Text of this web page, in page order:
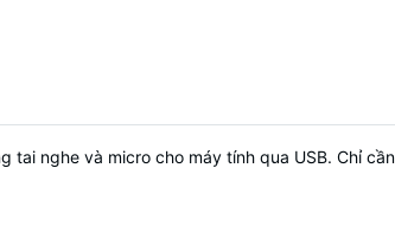
tai nghe và micro cho máy tính qua USB. Chỉ